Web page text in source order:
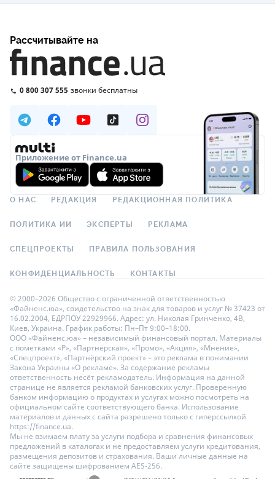
Рассчитывайте на
0 800 307 555 звонки бесплатны
Приложение от Finance.ua
О НАС РЕДАКЦИЯ РЕДАКЦИОННАЯ ПОЛИТИКА
ПОЛИТИКА ИИ ЭКСПЕРТЫ РЕКЛАМА
СПЕЦПРОЕКТЫ ПРАВИЛА ПОЛЬЗОВАНИЯ
КОНФИДЕНЦИАЛЬНОСТЬ КОНТАКТЫ
© 2000–2026 Общество с ограниченной ответственностью
«Файненс.юа», свидетельство на знак для товаров и услуг № 37423 от
16.02.2004, ЕДРПОУ 22929966. Адрес: ул. Николая Гринченко, 4В,
Киев, Украина. График работы: Пн–Пт 9:00–18:00.
ООО «Файненс.юа» – независимый финансовый портал. Материалы
с пометками «Р», «Партнёрская», «Промо», «Акция», «Мнение»,
«Спецпроект», «Партнёрский проект» – это реклама в понимании
Закона Украины «О рекламе». За содержание рекламы
ответственность несёт рекламодатель. Информация на данной
странице не является рекламой банковских услуг. Проверенную
банком информацию о продуктах и услугах можно посмотреть на
официальном сайте соответствующего банка. Использование
материалов и данных с сайта разрешено только с гиперссылкой
https://finance.ua.
Мы не взимаем плату за услуги подбора и сравнения финансовых
предложений в каталогах и не предоставляем услуги кредитования,
размещения депозитов и страхования. Ваши личные данные на
сайте защищены шифрованием AES-256.